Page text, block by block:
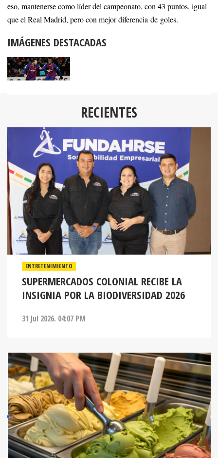
eso, mantenerse como líder del campeonato, con 43 puntos, igual
que el Real Madrid, pero con mejor diferencia de goles.
IMÁGENES DESTACADAS
RECIENTES
ENTRETENIMIENTO
SUPERMERCADOS COLONIAL RECIBE LA
INSIGNIA POR LA BIODIVERSIDAD 2026
31 Jul 2026. 04:07 PM